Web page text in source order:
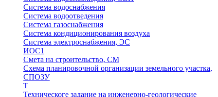
Система водоснабжения
Система водоотведения
Система газоснабжения
Система кондиционирования воздуха
Система электроснабжения, ЭС
ИОС1
Смета на строительство, СМ
Схема планировочной организации земельного участка,
СПОЗУ
Т
Техническоге задание на инженерно-геологические